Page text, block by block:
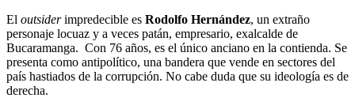
El outsiderimpredecible es Rodolfo Hernández, un extraño
personaje locuaz y a veces patán, empresario, exalcalde de
Bucaramanga. Con 76 años, es el único anciano en la contienda. Se
presenta como antipolítico, una bandera que vende en sectores del
país hastiados de la corrupción. No cabe duda que su ideología es de
derecha.